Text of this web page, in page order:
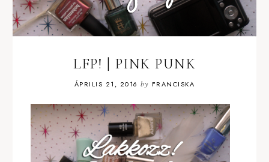
LFP! | PINK PUNK
ÁPRILIS 21, 2016 by FRANCISKA